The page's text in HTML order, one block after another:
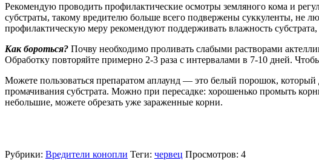
Рекомендую проводить профилактические осмотры земляного кома и
субстраты, такому вредителю больше всего подвержены суккуленты, не
профилактическую меру рекомендуют поддерживать влажность
Как бороться? Почву необходимо проливать слабыми растворами
Обработку повторяйте примерно 2-3 раза с интервалами в 7-10 дней.
Можете пользоваться препаратом аплаунд — это белый порошок,
промачивания субстрата. Можно при пересадке: хорошенько промыть
небольшие, можете обрезать уже зараженные корни.
Рубрики: Вредители конопли Теги: червец Просмотров: 4